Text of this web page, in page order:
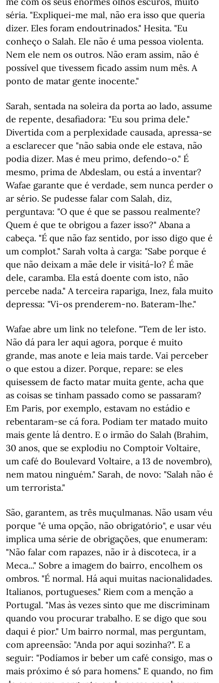
séria. "Expliquei-me mal, não era isso que queria
dizer. Eles foram endoutrinados." Hesita. "Eu
conheço o Salah. Ele não é uma pessoa violenta.
Nem ele nem os outros. Não eram assim, não é
possível que tivessem ficado assim num mês. A
ponto de matar gente inocente."
Sarah, sentada na soleira da porta ao lado, assume
de repente, desafiadora: "Eu sou prima dele."
Divertida com a perplexidade causada, apressa-se
a esclarecer que "não sabia onde ele estava, não
podia dizer. Mas é meu primo, defendo-o." É
mesmo, prima de Abdeslam, ou está a inventar?
Wafae garante que é verdade, sem nunca perder o
ar sério. Se pudesse falar com Salah, diz,
perguntava: "O que é que se passou realmente?
Quem é que te obrigou a fazer isso?" Abana a
cabeça. "É que não faz sentido, por isso digo que é
um complot." Sarah volta à carga: "Sabe porque é
que não deixam a mãe dele ir visitá-lo? É mãe
dele, caramba. Ela está doente com isto, não
percebe nada." A terceira rapariga, Inez, fala muito
depressa: "Vi-os prenderem-no. Bateram-lhe."
Wafae abre um link no telefone. "Tem de ler isto.
Não dá para ler aqui agora, porque é muito
grande, mas anote e leia mais tarde. Vai perceber
o que estou a dizer. Porque, repare: se eles
quisessem de facto matar muita gente, acha que
as coisas se tinham passado como se passaram?
Em Paris, por exemplo, estavam no estádio e
rebentaram-se cá fora. Podiam ter matado muito
mais gente lá dentro. E o irmão do Salah (Brahim,
30 anos, que se explodiu no Comptoir Voltaire,
um café do Boulevard Voltaire, a 13 de novembro),
nem matou ninguém." Sarah, de novo: "Salah não é
um terrorista."
São, garantem, as três muçulmanas. Não usam véu
porque "é uma opção, não obrigatório", e usar véu
implica uma série de obrigações, que enumeram:
"Não falar com rapazes, não ir à discoteca, ir a
Meca..." Sobre a imagem do bairro, encolhem os
ombros. "É normal. Há aqui muitas nacionalidades.
Italianos, portugueses." Riem com a menção a
Portugal. "Mas às vezes sinto que me discriminam
quando vou procurar trabalho. E se digo que sou
daqui é pior." Um bairro normal, mas perguntam,
com apreensão: "Anda por aqui sozinha?". E a
seguir: "Podíamos ir beber um café consigo, mas o
mais próximo é só para homens." E quando, no fim